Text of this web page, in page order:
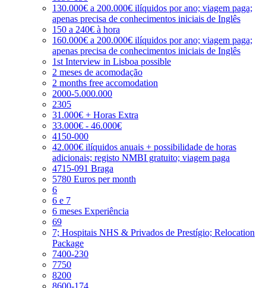
130.000€ a 200.000€ ilíquidos por ano; viagem paga;
apenas precisa de conhecimentos iniciais de Inglês
150 a 240€ à hora
160.000€ a 200.000€ ilíquidos por ano; viagem paga;
apenas precisa de conhecimentos iniciais de Inglês
1st Interview in Lisboa possible
2 meses de acomodação
2 months free accomodation
2000-5.000.000
2305
31.000€ + Horas Extra
33.000€ - 46.000€
4150-000
42.000€ ilíquidos anuais + possibilidade de horas
adicionais; registo NMBI gratuito; viagem paga
4715-091 Braga
5780 Euros per month
6
6 e 7
6 meses Experiência
69
7; Hospitais NHS & Privados de Prestígio; Relocation
Package
7400-230
7750
8200
8600-174